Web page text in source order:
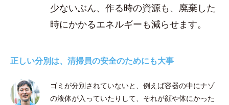
少ないぶん、作る時の資源も、廃棄した
時にかかるエネルギーも減らせます。
正しい分別は、清掃員の安全のためにも大事
ゴミが分別されていないと、例えば容器の中にナゾ
の液体が入っていたりして、それが顔や体にかった